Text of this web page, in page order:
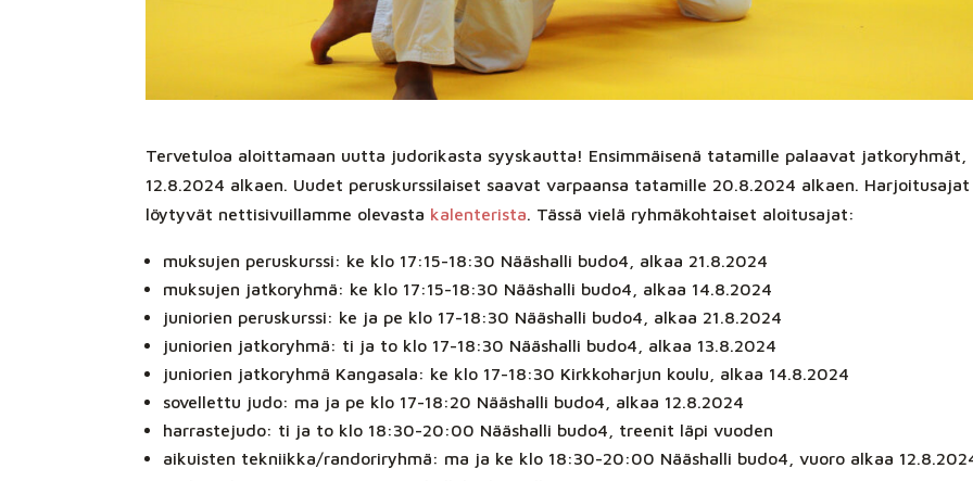
Tervetuloa aloittamaan uutta judorikasta syyskautta! Ensimmäisenä tatamille palaavat jatkoryhmät,
12.8.2024 alkaen. Uudet peruskurssilaiset saavat varpaansa tatamille 20.8.2024 alkaen. Harjoitusajat
löytyvät nettisivuillamme olevasta kalenterista. Tässä vielä ryhmäkohtaiset aloitusajat:
muksujen peruskurssi: ke klo 17:15-18:30 Nääshalli budo4, alkaa 21.8.2024
muksujen jatkoryhmä: ke klo 17:15-18:30 Nääshalli budo4, alkaa 14.8.2024
juniorien peruskurssi: ke ja pe klo 17-18:30 Nääshalli budo4, alkaa 21.8.2024
juniorien jatkoryhmä: ti ja to klo 17-18:30 Nääshalli budo4, alkaa 13.8.2024
juniorien jatkoryhmä Kangasala: ke klo 17-18:30 Kirkkoharjun koulu, alkaa 14.8.2024
sovellettu judo: ma ja pe klo 17-18:20 Nääshalli budo4, alkaa 12.8.2024
harrastejudo: ti ja to klo 18:30-20:00 Nääshalli budo4, treenit läpi vuoden
aikuisten tekniikka/randoriryhmä: ma ja ke klo 18:30-20:00 Nääshalli budo4, vuoro alkaa